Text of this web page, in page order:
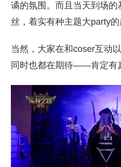
谲的氛围。而且当天到场的
丝，着实有种主题大party的
当然，大家在和coser互动
同时也都在期待——肯定有